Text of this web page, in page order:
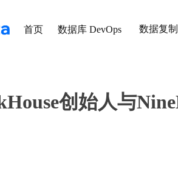
首页 数据库 DevOps 数据复制
创始人与